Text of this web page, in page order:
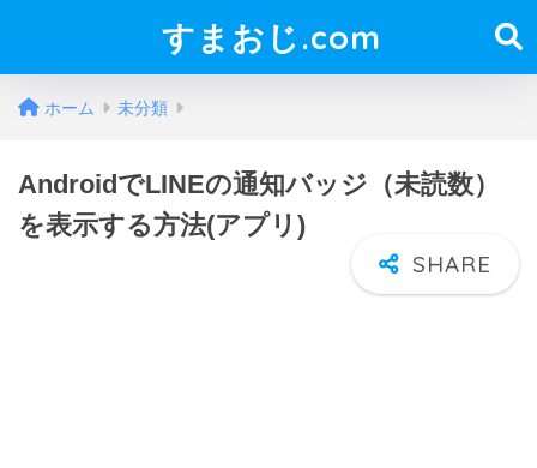
すまおじ.com
ホーム 未分類
AndroidでLINEの通知バッジ（未読数）
を表示する方法(アプリ)